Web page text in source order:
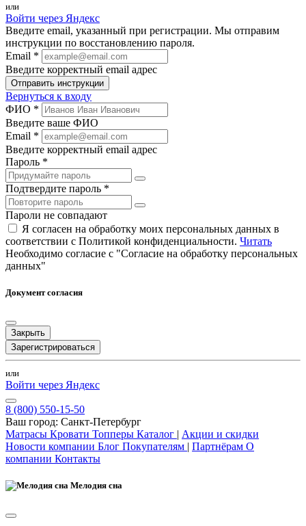
или
Войти через Яндекс
Введите email, указанный при регистрации. Мы отправим
инструкции по восстановлению пароля.
Email *
Введите корректный email адрес
Отправить инструкции
Вернуться к входу
ФИО *
Введите ваше ФИО
Email *
Введите корректный email адрес
Пароль *
Подтвердите пароль *
Пароли не совпадают
Я согласен на обработку моих персональных данных в
соответствии с Политикой конфиденциальности. Читать
Необходимо согласие с "Согласие на обработку персональных
данных"
Документ согласия
Закрыть
Зарегистрироваться
или
Войти через Яндекс
8 (800) 550-15-50
Ваш город: Санкт-Петербург
Матрасы Кровати Топперы Каталог | Акции и скидки
Новости компании Блог Покупателям | Партнёрам О
компании Контакты
Мелодия сна